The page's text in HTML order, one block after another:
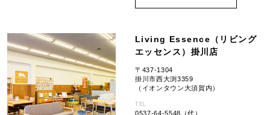
Living Essence（リビング
エッセンス）掛川店
〒437-1304
掛川市西大渕3359
（イオンタウン大須賀内）
TEL
0537-64-5548（代）